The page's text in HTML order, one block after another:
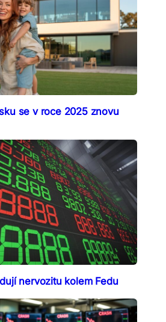
se v roce 2025 znovu
nervozitu kolem Fedu